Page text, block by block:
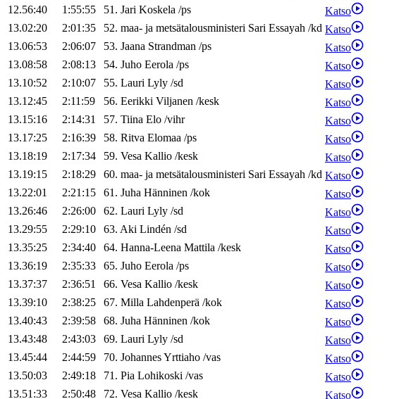
12.56:40
1:55:55 51. Jari Koskela /ps
Katso
13.02:20
2:01:35 52. maa- ja metsätalousministeri Sari Essayah /kd Katso
13.06:53
2:06:07 53. Jaana Strandman /ps
Katso
13.08:58
2:08:13 54. Juho Eerola /ps
Katso
13.10:52
2:10:07 55. Lauri Lyly /sd
Katso
13.12:45
2:11:59 56. Eerikki Viljanen /kesk
Katso
13.15:16
2:14:31 57. Tiina Elo /vihr
Katso
13.17:25
2:16:39 58. Ritva Elomaa /ps
Katso
13.18:19
2:17:34 59. Vesa Kallio /kesk
Katso
13.19:15
2:18:29 60. maa- ja metsätalousministeri Sari Essayah /kd Katso
13.22:01
2:21:15 61. Juha Hänninen /kok
Katso
13.26:46
2:26:00 62. Lauri Lyly /sd
Katso
13.29:55
2:29:10 63. Aki Lindén /sd
Katso
13.35:25
2:34:40 64. Hanna-Leena Mattila /kesk
Katso
13.36:19
2:35:33 65. Juho Eerola /ps
Katso
13.37:37
2:36:51 66. Vesa Kallio /kesk
Katso
13.39:10
2:38:25 67. Milla Lahdenperä /kok
Katso
13.40:43
2:39:58 68. Juha Hänninen /kok
Katso
13.43:48
2:43:03 69. Lauri Lyly /sd
Katso
13.45:44
2:44:59 70. JohannesYrttiaho /vas
Katso
13.50:03
2:49:18 71. Pia Lohikoski /vas
Katso
13.51:33
2:50:48 72. Vesa Kallio /kesk
Katso